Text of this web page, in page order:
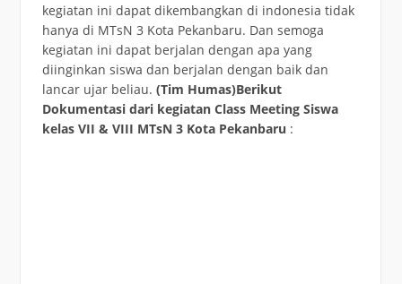
kegiatan ini dapat dikembangkan di indonesia tidak
hanya di MTsN 3 Kota Pekanbaru. Dan semoga
kegiatan ini dapat berjalan dengan apa yang
diinginkan siswa dan berjalan dengan baik dan
lancar ujar beliau. (Tim Humas)Berikut
Dokumentasi dari kegiatan Class Meeting Siswa
kelas VII & VIII MTsN 3 Kota Pekanbaru :